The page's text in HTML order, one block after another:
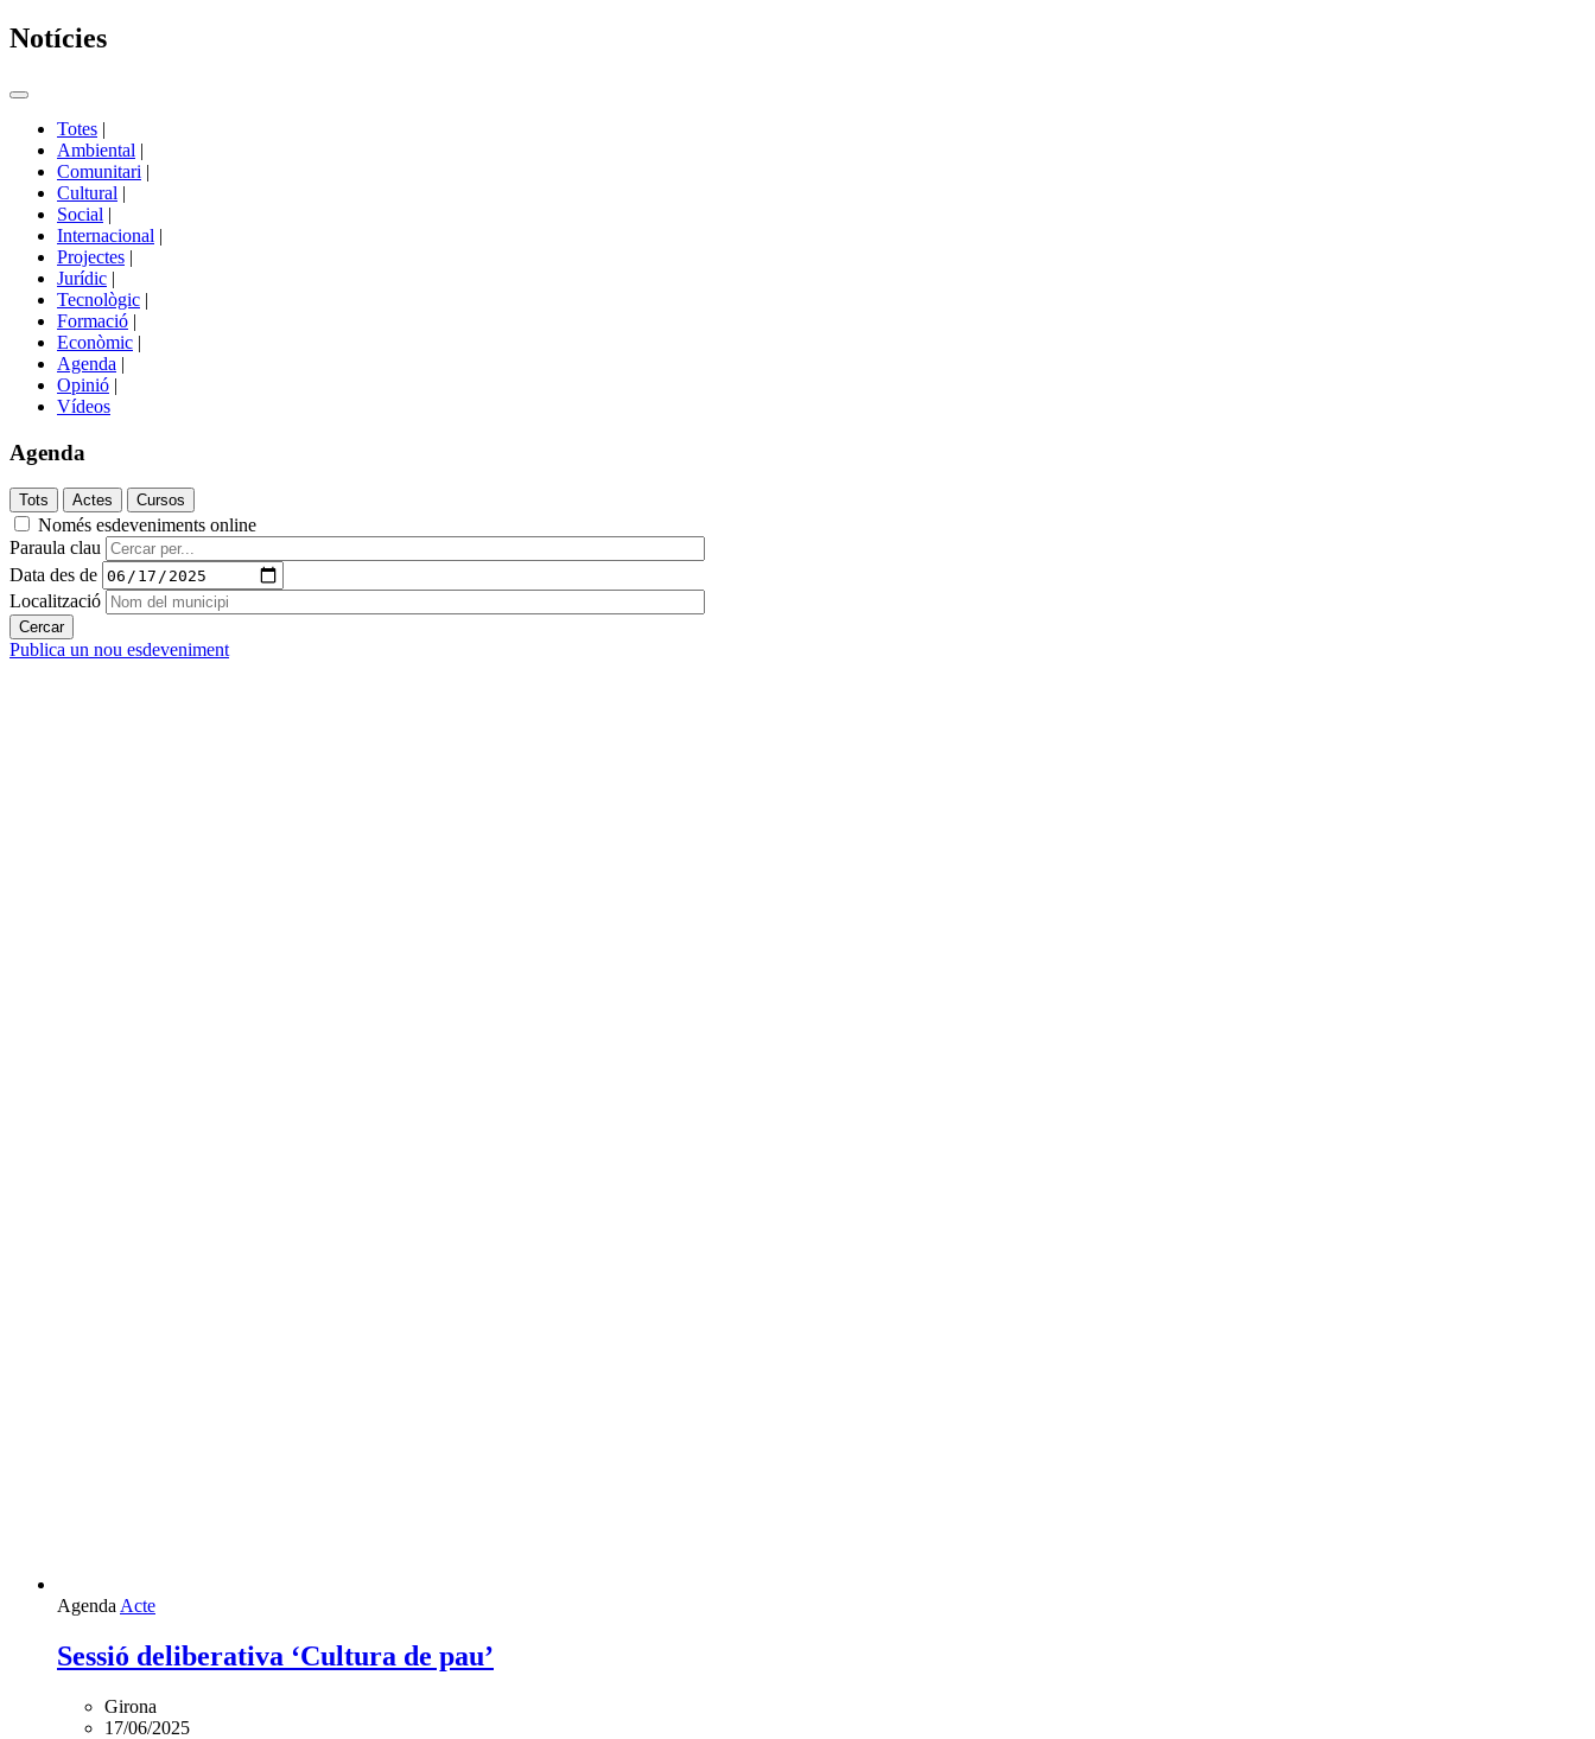
Notícies
Commutador
portals
Totes |
Ambiental |
Comunitari |
Cultural |
Social |
Internacional |
Projectes |
Jurídic |
Tecnològic |
Formació |
Econòmic |
Agenda |
Opinió |
Vídeos
Agenda
Només esdeveniments online
Paraula clau
Data des de
Localització
Publica un nou esdeveniment
AgendaActe
Sessió deliberativa ‘Cultura de pau’
Girona
17/06/2025